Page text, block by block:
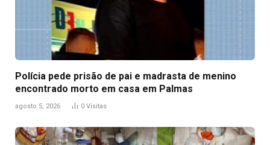
Polícia pede prisão de pai e madrasta de menino
encontrado morto em casa em Palmas
agosto 5, 2026 0 Visitas